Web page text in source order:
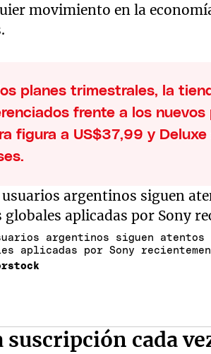
movimiento en la
planes trimestrales, la
frente a los
figura a US$37,99 y
argentinos siguen
aplicadas por Sony
suscripción cada